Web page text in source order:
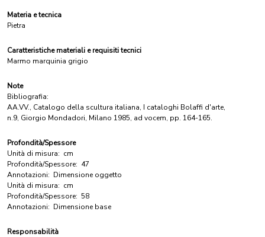
Materia e tecnica
Pietra
Caratteristiche materiali e requisiti tecnici
Marmo marquinia grigio
Note
Bibliografia:
AA.VV., Catalogo della scultura italiana, I cataloghi Bolaffi d'arte,
n.9, Giorgio Mondadori, Milano 1985, ad vocem, pp. 164-165.
Profondità/Spessore
Unità di misura: cm
Profondità/Spessore: 47
Annotazioni: Dimensione oggetto
Unità di misura: cm
Profondità/Spessore: 58
Annotazioni: Dimensione base
Responsabilità